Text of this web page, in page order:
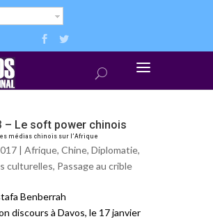
– Le soft power chinois
médias chinois sur l’Afrique
| Afrique, Chine, Diplomatie,
culturelles, Passage au crible
Benberrah
discours à Davos, le 17 janvier